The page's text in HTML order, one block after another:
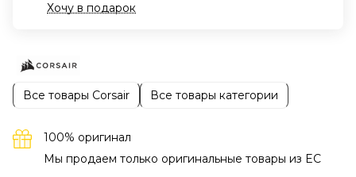
Хочу в подарок
Все товары Corsair Все товары категории
100% оригинал
Мы продаем только оригинальные товары из EC